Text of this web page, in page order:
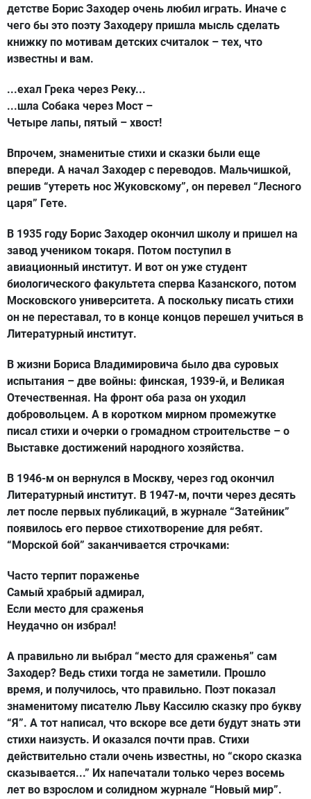
детстве Борис Заходер очень любил играть. Иначе с
чего бы это поэту Заходеру пришла мысль сделать
книжку по мотивам детских считалок – тех, что
известны и вам.
...ехал Грека через Реку...
...шла Собака через Мост –
Четыре лапы, пятый – хвост!
Впрочем, знаменитые стихи и сказки были еще
впереди. А начал Заходер с переводов. Мальчишкой,
решив “утереть нос Жуковскому”, он перевел “Лесного
царя” Гете.
В 1935 году Борис Заходер окончил школу и пришел на
завод учеником токаря. Потом поступил в
авиационный институт. И вот он уже студент
биологического факультета сперва Казанского, потом
Московского университета. А поскольку писать стихи
он не переставал, то в конце концов перешел учиться в
Литературный институт.
В жизни Бориса Владимировича было два суровых
испытания – две войны: финская, 1939-й, и Великая
Отечественная. На фронт оба раза он уходил
добровольцем. А в коротком мирном промежутке
писал стихи и очерки о громадном строительстве – о
Выставке достижений народного хозяйства.
В 1946-м он вернулся в Москву, через год окончил
Литературный институт. В 1947-м, почти через десять
лет после первых публикаций, в журнале “Затейник”
появилось его первое стихотворение для ребят.
“Морской бой” заканчивается строчками:
Часто терпит пораженье
Самый храбрый адмирал,
Если место для сраженья
Неудачно он избрал!
А правильно ли выбрал “место для сраженья” сам
Заходер? Ведь стихи тогда не заметили. Прошло
время, и получилось, что правильно. Поэт показал
знаменитому писателю Льву Кассилю сказку про букву
“Я”. А тот написал, что вскоре все дети будут знать эти
стихи наизусть. И оказался почти прав. Стихи
действительно стали очень известны, но “скоро сказка
сказывается...” Их напечатали только через восемь
лет во взрослом и солидном журнале “Новый мир”.